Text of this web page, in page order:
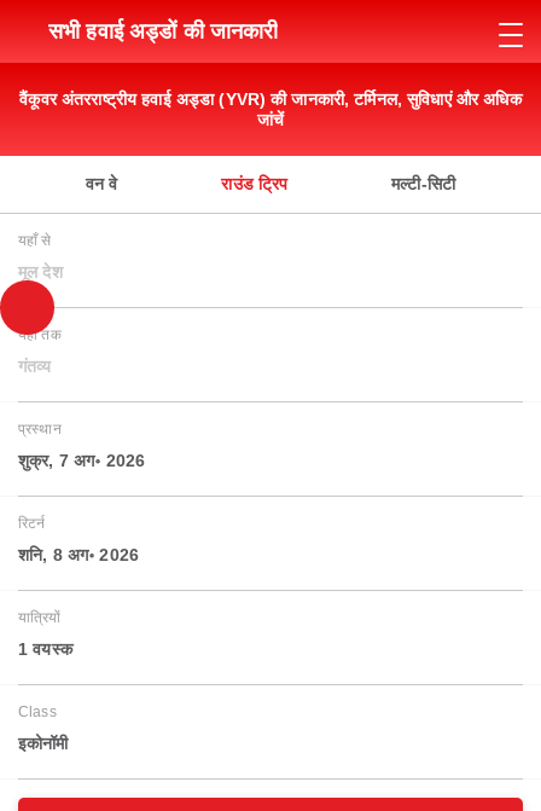
सभी हवाई अड्डों की जानकारी
वैंकूवर अंतरराष्ट्रीय हवाई अड्डा (YVR) की जानकारी, टर्मिनल, सुविधाएं और अधिक
जांचें
वन वे राउंड ट्रिप मल्टी-सिटी
यहाँ से
मूल देश
यहाँ तक
गंतव्य
प्रस्थान
शुक्र, 7 अग॰ 2026
रिटर्न
शनि, 8 अग॰ 2026
यात्रियों
1 वयस्‍क
Class
इकोनॉमी